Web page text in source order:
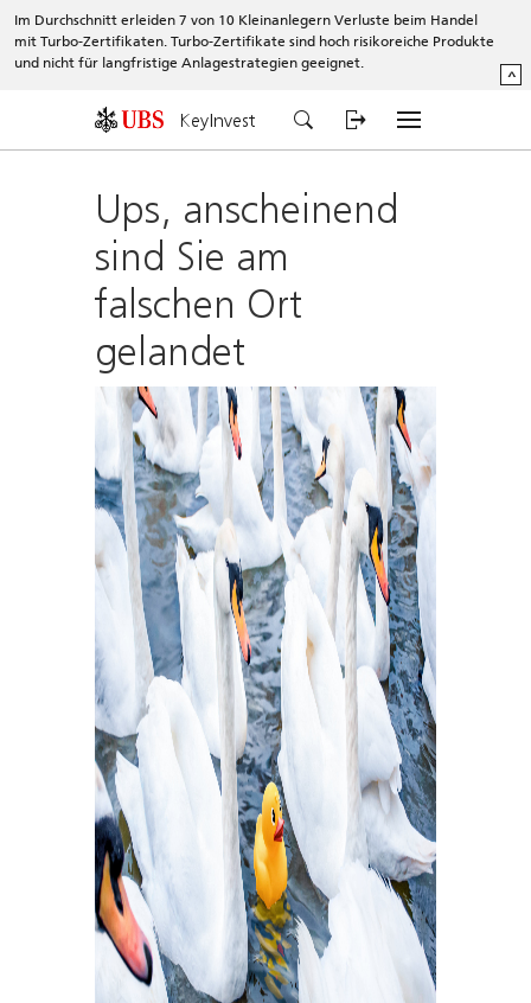
Im Durchschnitt erleiden 7 von 10 Kleinanlegern Verluste beim Handel
mit Turbo-Zertifikaten. Turbo-Zertifikate sind hoch risikoreiche Produkte
und nicht für langfristige Anlagestrategien geeignet.
^
KeyInvest
Ups, anscheinend
sind Sie am
falschen Ort
gelandet